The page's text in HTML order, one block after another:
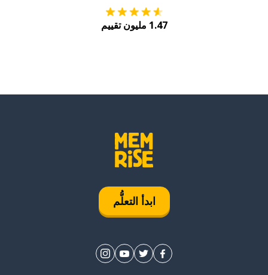
1.47 مليون تقييم
ابدأ التعلُّم